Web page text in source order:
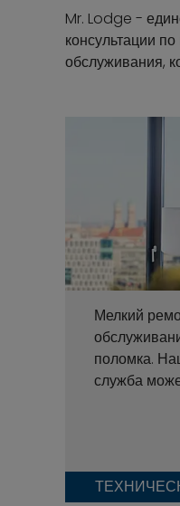
Mr. Lodge -
консультации
обслуживания,
Мелкий
поломка.
служба